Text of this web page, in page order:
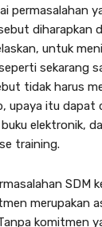
permasalahan
diharapkan
untuk
sekarang
tidak harus
upaya itu dapat
elektronik,
training.
SDM
merupakan
komitmen